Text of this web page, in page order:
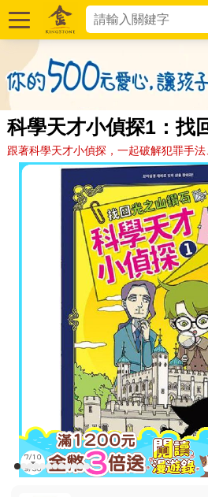
科學天才小偵探1：找
跟著科學天才小偵探，一起破解犯罪手